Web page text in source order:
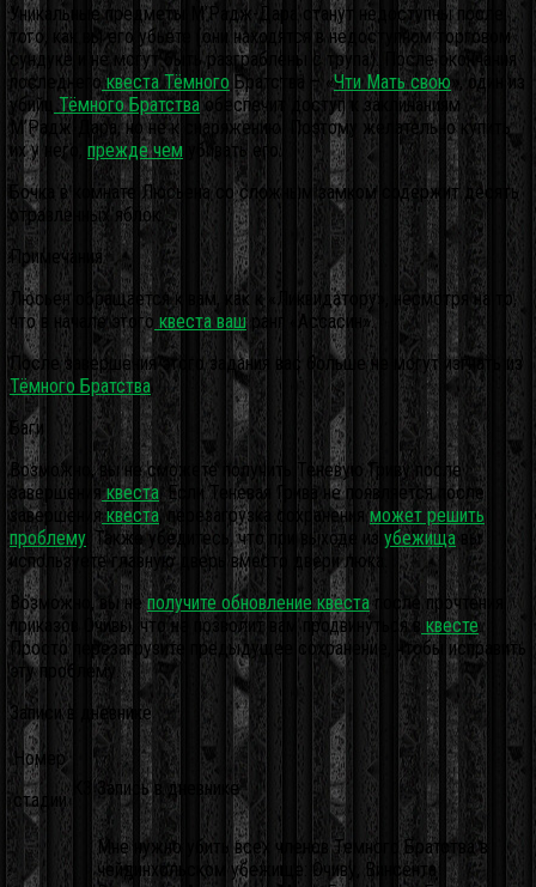
Уникальные предметы М’Радж-Дара станут недоступны после
того, как вы его убьете (они находятся в недоступном торговом
сундуке и не могут быть разграблены с трупа). После окончания
последнего квеста Тёмного Братства – «Чти Мать свою », один из
убийц Тёмного Братстваобеспечит доступ к заклинаниям
М’Радж-Дара, но не к снаряжению. Поэтому желательно купить
их у него, прежде чем убивать его.
Бочка в комнате Люсьена со сложным замком содержит десять
отравленных яблок.
Примечания
Люсьен обращается к вам, как к «Ликвидатору», несмотря на то,
что в начале этого квеста вашранг «Ассасин».
После завершения этого задания вас больше не могут изгнать из
Тёмного Братства
Баги
Возможно, вы не сможете получить Теневую Гриву после
завершения квеста . Если Теневая Грива не появляется после
завершенияквеста, перезагрузка сохраненияможет решить
проблему . Также убедитесь, что при выходе из убежища вы
используете главную дверь вместо двери люка.
Возможно, вы неполучите обновлениеквестапосле прочтения
приказов Очивы, что не позволит вам продвинуться в квесте.
Просто перезагрузите предыдущее сохранение, чтобы исправить
эту проблему.
Записи в дневнике
Номер
стадии
Запись в дневнике
Мне нужно убить всех членов Темного Братства в
чейдинхольском убежище: Очиву, Винсента